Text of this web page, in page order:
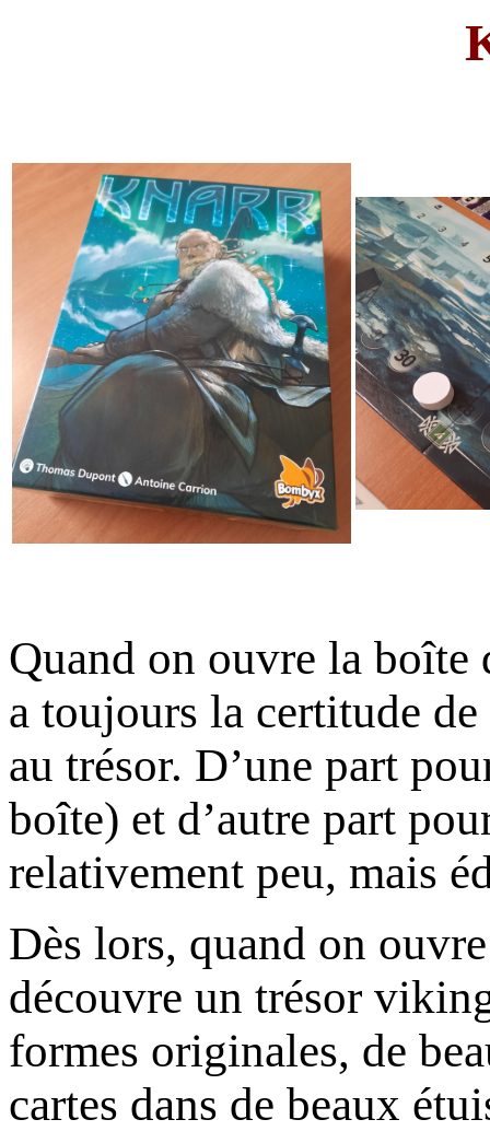
Quand on ouvre la boîte
a toujours la certitude
au trésor. D’une part
boîte) et d’autre part
relativement peu, mais
Dès lors, quand on
découvre un trésor
formes originales, de
cartes dans de beaux